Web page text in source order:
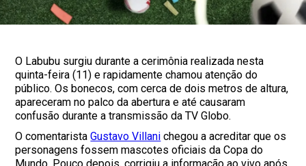
O Labubu surgiu durante a cerimônia realizada nesta
quinta-feira (11) e rapidamente chamou atenção do
público. Os bonecos, com cerca de dois metros de altura,
apareceram no palco da abertura e até causaram
confusão durante a transmissão da TV Globo.
O comentaristaGustavo Villani chegou a acreditar que os
personagens fossem mascotes oficiais da Copa do